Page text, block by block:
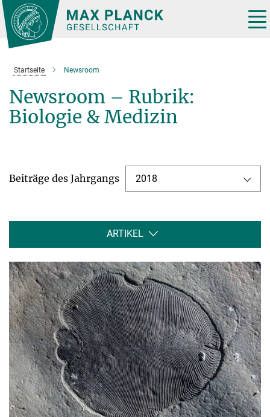
Hauptinhalt
Startseite Newsroom
Newsroom – Rubrik:
Biologie & Medizin
Beiträge des Jahrgangs 2018
ARTIKEL